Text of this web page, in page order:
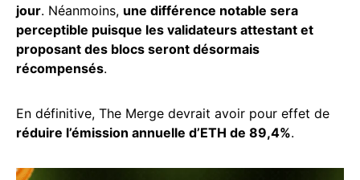
jour. Néanmoins, une différence notable sera
perceptible puisque les validateurs attestant et
proposant des blocs seront désormais
récompensés.
En définitive, The Merge devrait avoir pour effet de
réduire l’émission annuelle d’ETH de 89,4%.